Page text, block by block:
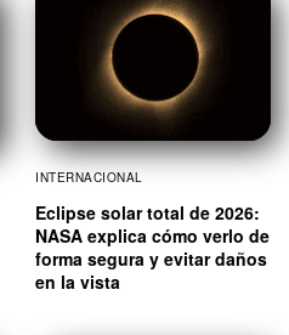
INTERNACIONAL
Eclipse solar total de 2026:
NASA explica cómo verlo de
forma segura y evitar daños
en la vista